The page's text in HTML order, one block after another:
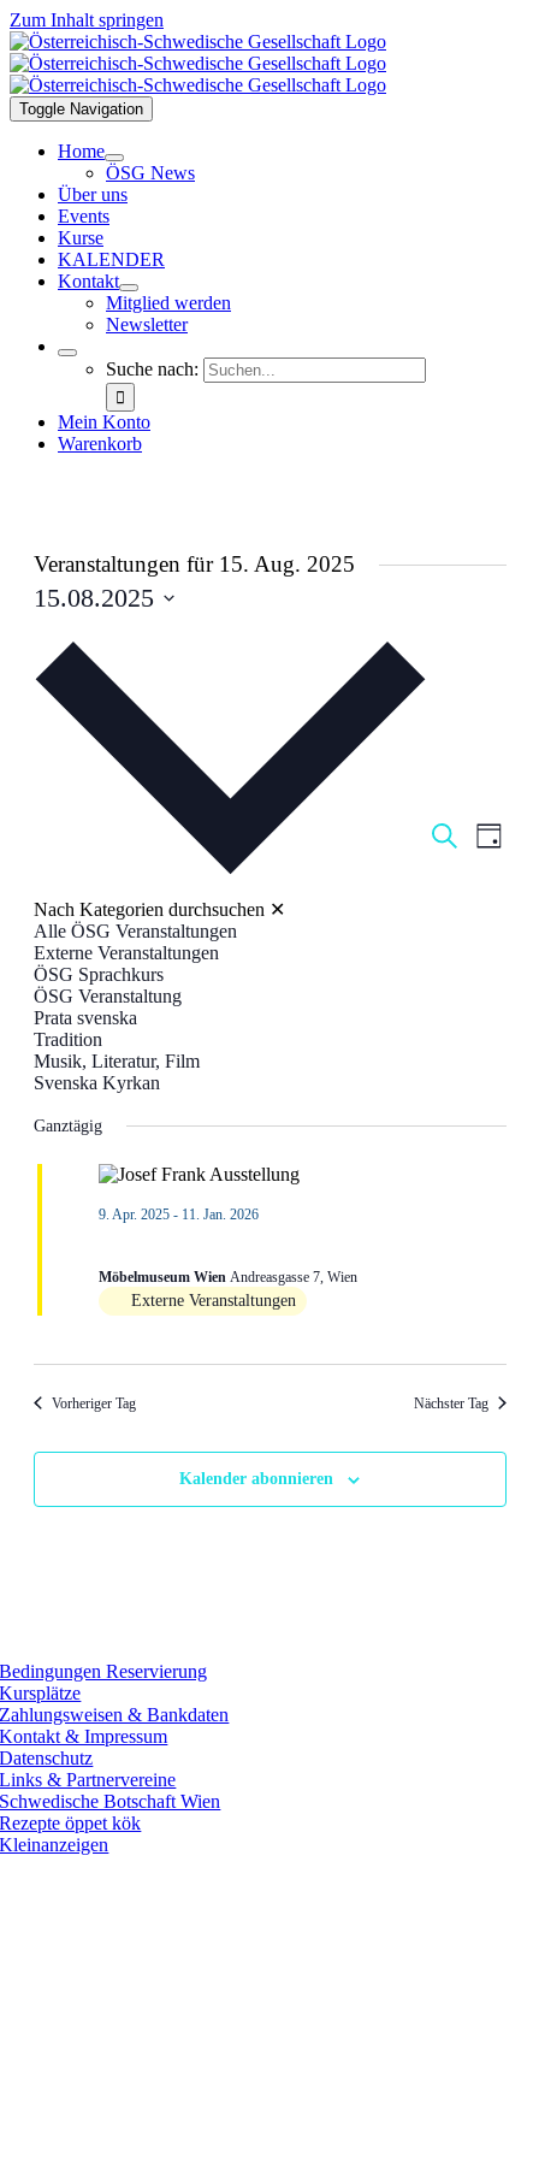
Zum Inhalt springen
Toggle Navigation
Home
ÖSG News
Über uns
Events
Kurse
KALENDER
Kontakt
Mitglied werden
Newsletter
Suche nach:
Mein Konto
Warenkorb
Veranstaltungen für 15. Aug. 2025
Suche
Tag
15.08.2025
wählen.
Nach Kategorien durchsuchen ✕
Alle ÖSG Veranstaltungen
Externe Veranstaltungen
ÖSG Sprachkurs
ÖSG Veranstaltung
Prata svenska
Tradition
Musik, Literatur, Film
Svenska Kyrkan
Ganztägig
9. Apr. 2025- 11. Jan. 2026
Möbelmuseum Wien Andreasgasse 7, Wien
Externe Veranstaltungen
Vorheriger Tag Nächster Tag
Kalender abonnieren
Bedingungen Reservierung
Kursplätze
Zahlungsweisen & Bankdaten
Kontakt & Impressum
Datenschutz
Links & Partnervereine
Schwedische Botschaft Wien
Rezepte öppet kök
Kleinanzeigen